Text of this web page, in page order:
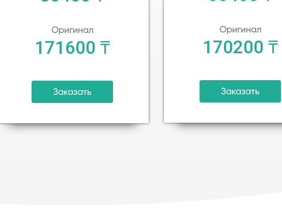
Оригинал
171600 ₸
Заказать
Оригинал
170200 ₸
Заказать